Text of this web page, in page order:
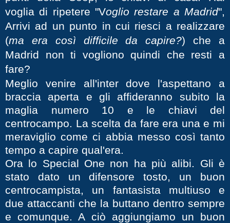
voglia di ripetere "Voglio restare a Madrid",
Arrivi ad un punto in cui riesci a realizzare
(ma era così difficile da capire?) che a
Madrid non ti vogliono quindi che resti a
fare?
Meglio venire all'inter dove l'aspettano a
braccia aperta e gli affideranno subito la
maglia numero 10 e le chiavi del
centrocampo. La scelta da fare era una e mi
meraviglio come ci abbia messo così tanto
tempo a capire qual'era.
Ora lo Special One non ha più alibi. Gli è
stato dato un difensore tosto, un buon
centrocampista, un fantasista multiuso e
due attaccanti che la buttano dentro sempre
e comunque. A ciò aggiungiamo un buon